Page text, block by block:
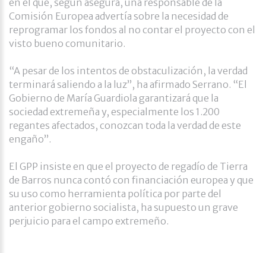
Comisión Europea advertía sobre la necesidad de
reprogramar los fondos al no contar el proyecto con el
visto bueno comunitario.
“A pesar de los intentos de obstaculización, la verdad
terminará saliendo a la luz”, ha afirmado Serrano. “El
Gobierno de María Guardiola garantizará que la
sociedad extremeña y, especialmente los 1.200
regantes afectados, conozcan toda la verdad de este
engaño”.
El GPP insiste en que el proyecto de regadío de Tierra
de Barros nunca contó con financiación europea y que
su uso como herramienta política por parte del
anterior gobierno socialista, ha supuesto un grave
perjuicio para el campo extremeño.